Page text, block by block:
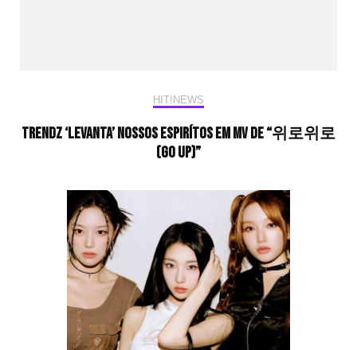
HIT!NEWS
TRENDZ ‘levanta’ nossos espirítos em MV de “위로위로
(Go Up)”